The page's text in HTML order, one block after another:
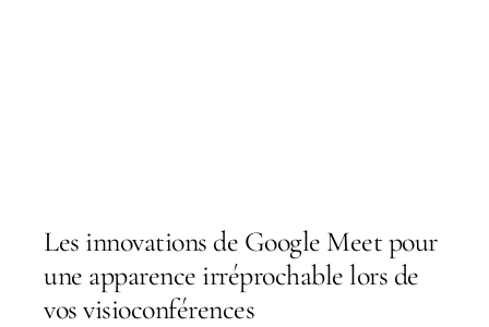
Les innovations de Google Meet pour
une apparence irréprochable lors de
vos visioconférences